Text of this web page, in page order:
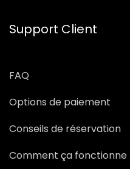
Support Client
FAQ
Options de paiement
Conseils de réservation
Comment ça fonctionne